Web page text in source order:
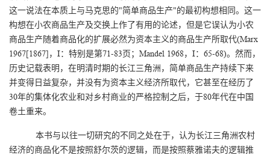
这一说法在本质上与马克思的"简单商品生产"的最初构想相同。这一
构想在小农商品生产及交换上作了有用的论述，但是它误认为小农
商品生产随着商品化的扩展必然为资本主义的商品生产所取代(Marx
1967[1867]，I：特别是第71-83页；Mandel 1968，I：65-68)。然而，
历史记载表明，在明清时期的长江三角洲，简单商品生产持续下来
并变得日益复杂，并没有为资本主义经济所取代，它甚至在经历了
30年的集体化农业和对乡村商业的严格控制之后，于80年代在中国
卷土重来。
本书与以往一切研究的不同之处在于，认为长江三角洲农村
经济的商品化不是按照舒尔茨的逻辑，而是按照蔡雅诺夫的逻辑推